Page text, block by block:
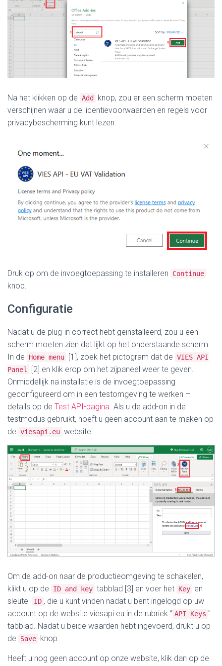
Na het klikken op de Add
knop, zou er een scherm moeten
verschijnen waar u de licentievoorwaarden en regels voor
privacybescherming kunt lezen.
Druk op om de invoegtoepassing te installeren Continue
knop.
Configuratie
Nadat u de plug-in correct hebt geïnstalleerd, zou u een
scherm moeten zien dat lijkt op het onderstaande scherm.
In de
Home menu [1], zoek het pictogram dat de VIES API
Panel
[2] en klik erop om het zijpaneel weer te geven.
Onmiddellijk na installatie is de invoegtoepassing
geconfigureerd om in een testomgeving te werken –
details op de Test API-pagina. Als u de add-on in de
testmodus gebruikt, hoeft u geen account aan te maken op
de viesapi.eu website.
Om de add-on naar de productieomgeving te schakelen,
klikt u op de
ID and key tabblad [3] en voer het Key en
sleutel
ID , die u kunt vinden nadat u bent ingelogd op uw
account op de website viesapi.eu in de rubriek “ API Keys "
tabblad. Nadat u beide waarden hebt ingevoerd, drukt u op
de
Save knop.
Heeft u nog geen account op onze website, klik dan op de